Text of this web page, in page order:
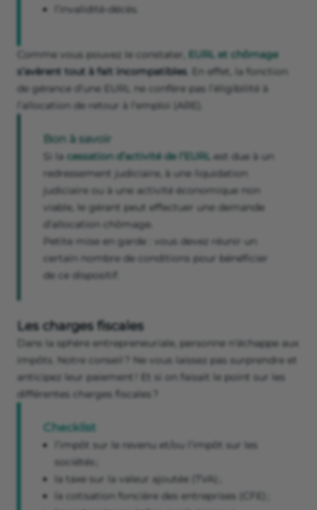
l’invalidité-décès.
Comme vous pouvez le constater, EURL et chômage
s’avèrent tout à fait incompatibles. En effet, la fonction
de gérance d’une EURL ne confère pas l’éligibilité à
l’allocation de retour à l’emploi (ARE).
Bon à savoir
Si la cessation d’activité de l’EURL est due à un
redressement judiciaire, à une liquidation
judiciaire ou à une activité économique non
viable, le gérant peut effectuer une demande
d’allocation chômage.
Petite mise en garde : vous devez réunir un
certain nombre de conditions pour bénéficier
de ce dispositif.
Les charges fiscales
Dans la sphère entrepreneuriale, personne n’échappe aux
impôts. Notre conseil ? Ne vous laissez pas surprendre et
anticipez leur paiement ! Et si on faisait le point sur les
différentes charges fiscales ?
Checklist
l’impôt sur le revenu et/ou l’impôt sur les
sociétés ;
la taxe sur la valeur ajoutée (TVA) ;
la cotisation foncière des entreprises (CFE) ;